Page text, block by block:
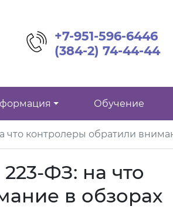
+7-951-596-6446
(384-2) 74-44-44
Обучение
контролеры обратили
ФЗ: на что
в обзорах